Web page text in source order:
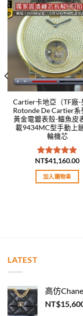
Cartier卡地亞（TF廠-
Rotonde De Cartier系
黃金電鍍表殼-鱷魚皮
載9434MC型手動上
輪機芯
評分5.00
滿分 5
NT$41,160.00
加入購物車
LATEST
高仿
NT$